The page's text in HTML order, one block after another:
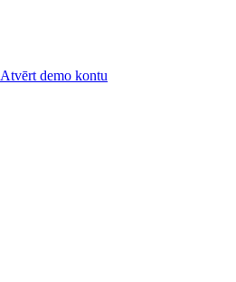
Atvērt demo kontu